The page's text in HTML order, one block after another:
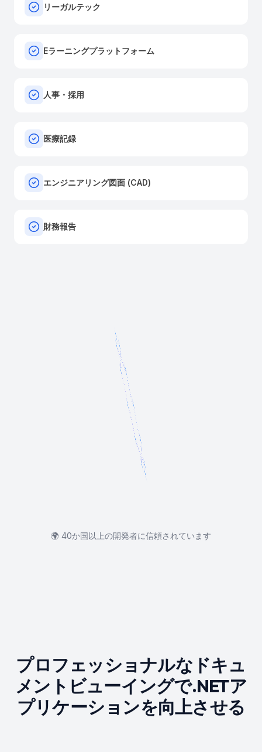
リーガルテック
Eラーニングプラットフォーム
人事・採用
医療記録
エンジニアリング図面 (CAD)
財務報告
🌍 40か国以上の開発者に信頼されています
プロフェッショナルなドキュ
メントビューイングで.NETア
プリケーションを向上させる